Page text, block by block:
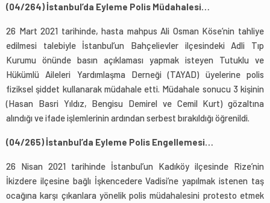
(04/264) İstanbul’da Eyleme Polis Müdahalesi…
26 Mart 2021 tarihinde, hasta mahpus Ali Osman Köse’nin tahliye
edilmesi talebiyle İstanbul’un Bahçelievler ilçesindeki Adli Tıp
Kurumu önünde basın açıklaması yapmak isteyen Tutuklu ve
Hükümlü Aileleri Yardımlaşma Derneği (TAYAD) üyelerine polis
fiziksel şiddet kullanarak müdahale etti. Müdahale sonucu 3 kişinin
(Hasan Basri Yıldız, Bengisu Demirel ve Cemil Kurt) gözaltına
alındığı ve ifade işlemlerinin ardından serbest bırakıldığı öğrenildi.
(04/265) İstanbul’da Eyleme Polis Engellemesi…
26 Nisan 2021 tarihinde İstanbul’un Kadıköy ilçesinde Rize’nin
İkizdere ilçesine bağlı İşkencedere Vadisi’ne yapılmak istenen taş
ocağına karşı çıkanlara yönelik polis müdahalesini protesto etmek